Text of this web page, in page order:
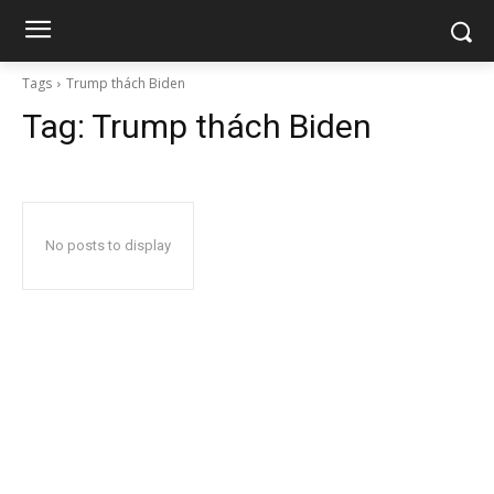
Tags Trump thách Biden
Tag: Trump thách Biden
No posts to display